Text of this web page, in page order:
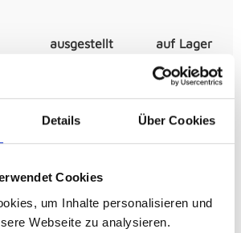
Details Über Cookies
Cookies
um Inhalte personalisieren und
Webseite zu analysieren.
ausgestellt auf Lager
0
Produktanfrage